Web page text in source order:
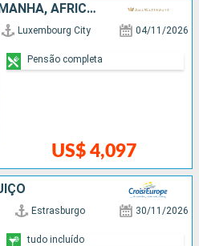
EUROPA DO NORTE, ALEMANHA, AFRICA DO SUL, FRANCIA, SUÍÇO
Luxembourg City 04/11/2026
US$ 4,097
Pensão completa
Estrasburgo 30/11/2026
tudo incluído